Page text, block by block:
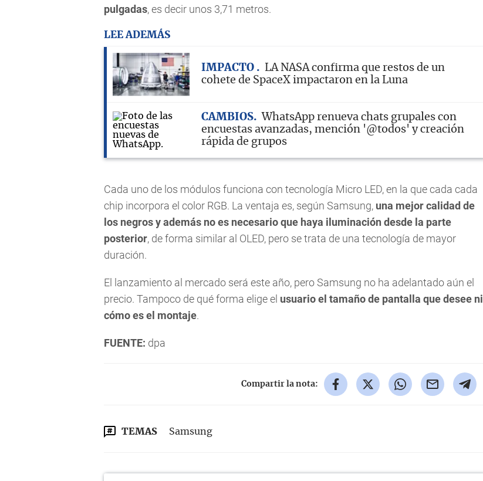
pulgadas, es decir unos 3,71 metros.
LEE ADEMÁS
IMPACTO
LA NASA confirma que restos de un
cohete de SpaceX impactaron en la Luna
CAMBIOS
WhatsApp renueva chats grupales con
encuestas avanzadas, mención '@todos' y creación
rápida de grupos
Cada uno de los módulos funciona con tecnología Micro LED, en la que cada cada
chip incorpora el color RGB. La ventaja es, según Samsung, una mejor calidad de
los negros y además no es necesario que haya iluminación desde la parte
posterior, de forma similar al OLED, pero se trata de una tecnología de mayor
duración.
El lanzamiento al mercado será este año, pero Samsung no ha adelantado aún el
precio. Tampoco de qué forma elige el usuario el tamaño de pantalla que desee ni
cómo es el montaje.
FUENTE: dpa
Compartir la nota:
TEMAS Samsung